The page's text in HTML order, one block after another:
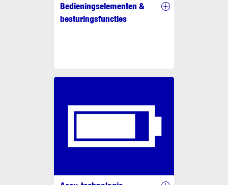
Bedieningselementen &
besturingsfuncties